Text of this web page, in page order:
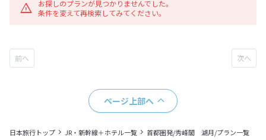
お探しのプランが見つかりませんでした。
条件を変えて再検索してみてください。
ページ上部へ
日本旅行トップ JR・新幹線＋ホテル一覧 首都圏発/秀峰閣 湖月/プラン一覧